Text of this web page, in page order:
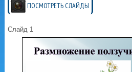
ПОСМОТРЕТЬ СЛАЙДЫ
Слайд 1